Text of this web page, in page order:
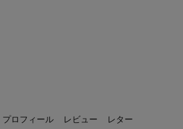
プロフィール レビュー レター